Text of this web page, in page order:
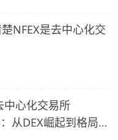
NFEX是去中心化交
中心化交易所
：从DEX崛起到格局